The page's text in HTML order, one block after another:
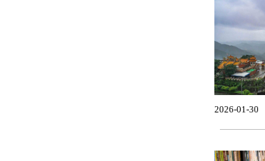
2026-01-30